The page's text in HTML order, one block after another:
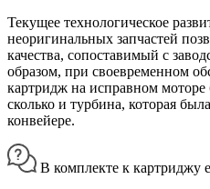
Текущее технологическое
неоригинальных запчастей
качества, сопоставимый с
образом, при своевременном
картридж на исправном моторе
сколько и турбина, которая
конвейере.
В комплекте к картриджу